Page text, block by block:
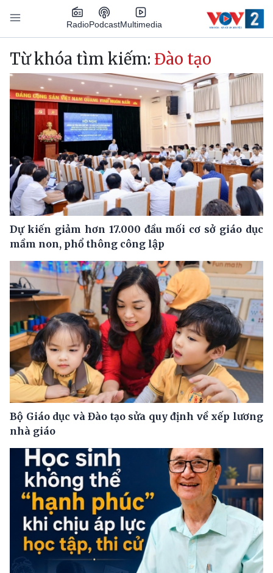
Nhảy đến nội dung
RadioPodcastMultimedia
Main navigation
Từ khóa tìm kiếm: Đào tạo
Dự kiến giảm hơn 17.000 đầu mối cơ sở giáo dục
mầm non, phổ thông công lập
Bộ Giáo dục và Đào tạo sửa quy định về xếp lương
nhà giáo